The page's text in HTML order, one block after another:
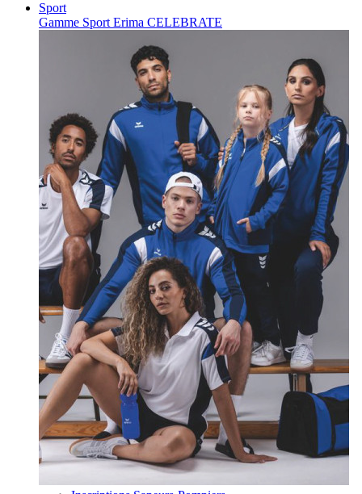
Sport
Gamme Sport Erima CELEBRATE